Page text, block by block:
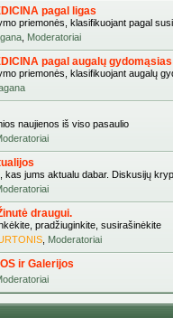
pagal ligas
priemonės, klasifikuojant pagal
Moderatoriai
pagal augalų
priemonės, klasifikuojant augalų
naujienos iš viso pasaulio
kas jums aktualu dabar. Diskusijų
draugui.
pradžiuginkite, susirašinėkite
Moderatoriai
ir Galerijos